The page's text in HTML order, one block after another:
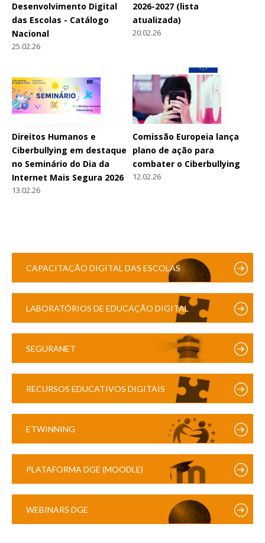
Desenvolvimento Digital
das Escolas - Catálogo
Nacional
25.02.26
2026-2027 (lista
atualizada)
20.02.26
Direitos Humanos e
Ciberbullying em destaque
no Seminário do Dia da
Internet Mais Segura 2026
13.02.26
Comissão Europeia lança
plano de ação para
combater o Ciberbullying
12.02.26
CAPACITAÇÃO DIGITAL DAS ESCOLAS
LABORATÓRIOS DE EDUCAÇÃO DIGITAL
SEGURANET
RECURSOS EDUCATIVOS DIGITAIS
ETWINNING
PLATAFORMA DGE (MOODLE)
WEBINARS DGE